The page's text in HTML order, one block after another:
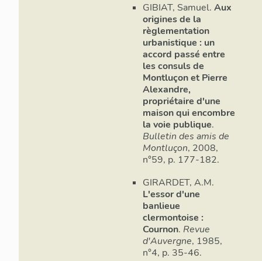
GIBIAT, Samuel. Aux
origines de la
règlementation
urbanistique : un
accord passé entre
les consuls de
Montluçon et Pierre
Alexandre,
propriétaire d'une
maison qui encombre
la voie publique.
Bulletin des amis de
Montluçon, 2008,
n°59, p. 177-182.
GIRARDET, A.M.
L'essor d'une
banlieue
clermontoise :
Cournon. Revue
d'Auvergne, 1985,
n°4, p. 35-46.